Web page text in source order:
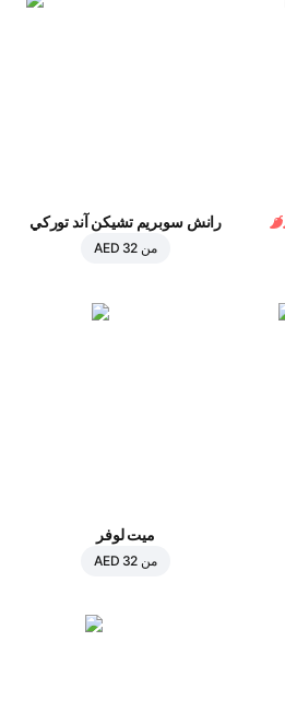
رانش سوبريم تشيكن آند توركي
من AED 32
ميت لوفر
من AED 32